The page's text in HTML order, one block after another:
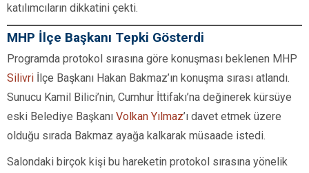
katılımcıların dikkatini çekti.
MHP İlçe Başkanı Tepki Gösterdi
Programda protokol sırasına göre konuşması beklenen MHP
Silivri İlçe Başkanı Hakan Bakmaz’ın konuşma sırası atlandı.
Sunucu Kamil Bilici’nin, Cumhur İttifakı’na değinerek kürsüye
eski Belediye Başkanı Volkan Yılmaz’ı davet etmek üzere
olduğu sırada Bakmaz ayağa kalkarak müsaade istedi.
Salondaki birçok kişi bu hareketin protokol sırasına yönelik